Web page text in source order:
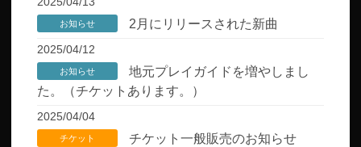
お知らせ 2月にリリースされた新曲
2025/04/12
お知らせ
地元プレイガイドを増やしまし
た。（チケットあります。）
2025/04/04
チケット チケット一般販売のお知らせ